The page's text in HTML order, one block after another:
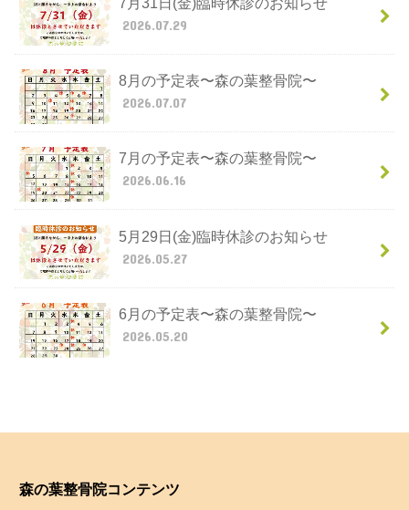
2026.07.29
8月の予定表〜森の葉整骨院〜
2026.07.07
7月の予定表〜森の葉整骨院〜
2026.06.16
5月29日(金)臨時休診のお知らせ
2026.05.27
6月の予定表〜森の葉整骨院〜
2026.05.20
森の葉整骨院コンテンツ